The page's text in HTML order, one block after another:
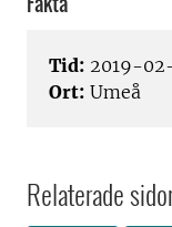
Tid: 2019-
Ort: Umeå
Relaterade